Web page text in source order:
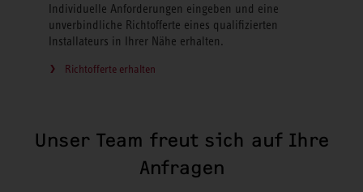
Individuelle Anforderungen eingeben und eine
unverbindliche Richtofferte eines qualifizierten
Installateurs in Ihrer Nähe erhalten.
Richtofferte erhalten
Unser Team freut sich auf Ihre
Anfragen